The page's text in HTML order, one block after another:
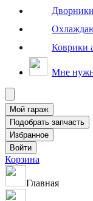
Дворники
Коврики
Мне
Корзина
Главная